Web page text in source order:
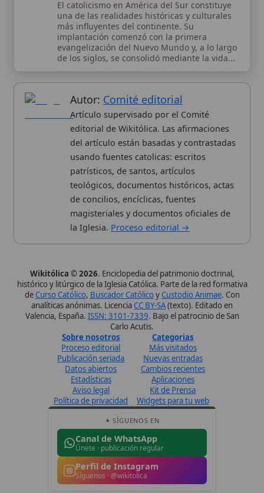
del artículo están basadas y contrastadas
usando fuentes catolicas: escritos
patrísticos, de santos, artículos
teológicos, documentos históricos, actas
de concilios, encíclicas, fuentes
la Iglesia.Proceso editorial →
Wikitólica © 2026. Enciclopedia del patrimonio doctrinal,
Curso Católico,Buscador Católico yCustodio Animae. Con
analíticas anónimas. LicenciaCC BY-SA(texto). Editado en
Carlo Acutis.
Sobre nosotros
Proceso editorial
Publicación seriada
Datos abiertos
Aviso legal
Categorias
Nuevas entradas
Cambios recientes
Kit de Prensa
Canal de WhatsApp
Únete · publicación regular
Perfil de Instagram
Síguenos · @wikitolica